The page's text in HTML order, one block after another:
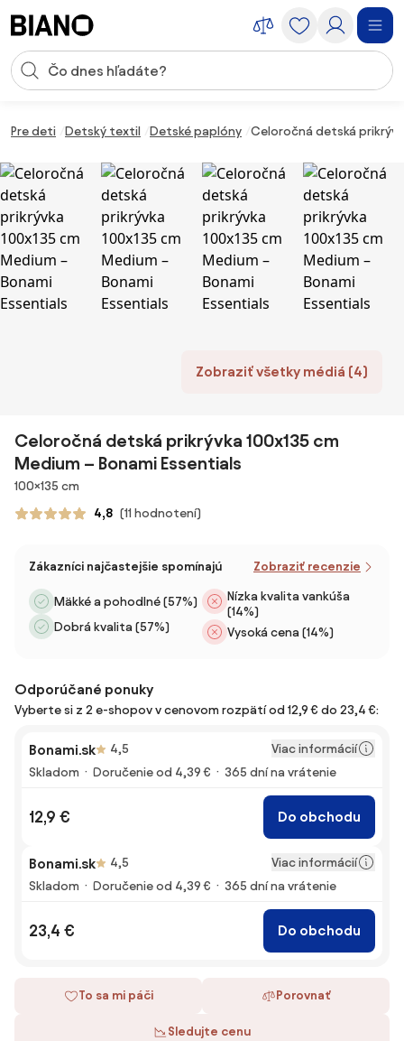
Vstup pre vyhľadávanie
Pre deti Detský textil Detské paplóny Celoročná detská
Zobraziť všetky médiá (4)
Celoročná detská prikrývka 100x135 cm
Medium – Bonami Essentials
Rozmery
100×135 cm
4,8 (11 hodnotení)
Zákazníci najčastejšie spomínajú Zobraziť recenzie
Mäkké a pohodlné (57%)
Dobrá kvalita (57%)
Nízka kvalita vankúša
(14%)
Vysoká cena (14%)
Odporúčané ponuky
Vyberte si z 2 e-shopov v cenovom rozpätí od 12,9 € do 23,4 €:
Bonami.sk 4,5
Viac informácií
Skladom
Doručenie od 4,39 € 365 dní na vrátenie
12,9 € Do obchodu
Bonami.sk 4,5
Viac informácií
Skladom
Doručenie od 4,39 € 365 dní na vrátenie
23,4 € Do obchodu
To sa mi páči Porovnať
Sledujte cenu